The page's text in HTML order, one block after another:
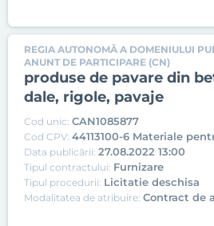
REGIA AUTONOMĂ A DOMENIULUI
ANUNT DE PARTICIPARE (CN)
produse de pavare din
dale, rigole, pavaje
Cod unic: CAN1085877
Cod CPV: 44113100-6 Materiale
Data publicării: 27.08.2022 13:00
Tipul contractului: Furnizare
Tipul procedurii: Licitatie deschisa
Modalitatea de atribuire: Contract de